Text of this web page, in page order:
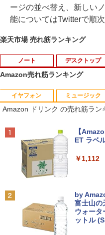
ージの並べ替え、新しい
能についてはTwitterで順
楽天市場 売れ筋ランキング
ノート デスクトップ
1
ポイン
プパソ
【
D
ン色々
￥
【エン
ャン
ore i3
設
1
【予約
ニ日め
ティ
ア イ
ミニサ
2
籍】[
￥2,200
Amazon売れ筋ランキング
イヤフォン
Anker
Anker
￥5,990
ミュージック
BRUCE
[Explicit]
￥250
BRUCE
[Explicit]
￥250
Amazon ドリンク の売れ筋ラン
【
ET ラベ
￥1,112
by
富士山の
ウォータ
ットル